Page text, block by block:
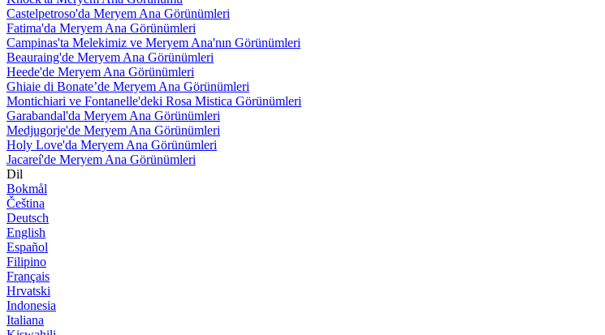
Castelpetroso'da Meryem Ana Görünümleri
Fatima'da Meryem Ana Görünümleri
Campinas'ta Melekimiz ve Meryem Ana'nın Görünümleri
Beauraing'de Meryem Ana Görünümleri
Heede'de Meryem Ana Görünümleri
Ghiaie di Bonate’de Meryem Ana Görünümleri
Montichiari ve Fontanelle'deki Rosa Mistica Görünümleri
Garabandal'da Meryem Ana Görünümleri
Medjugorje'de Meryem Ana Görünümleri
Holy Love'da Meryem Ana Görünümleri
Jacareí'de Meryem Ana Görünümleri
Dil
Bokmål
Čeština
Deutsch
English
Español
Filipino
Français
Hrvatski
Indonesia
Italiana